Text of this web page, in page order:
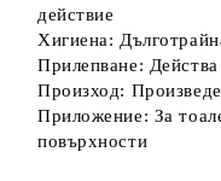
действие
Хигиена:
Прилепване:
Произход:
Приложение: За
повърхности